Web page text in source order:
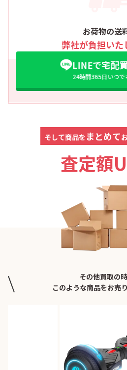
お荷物の送
弊社が負担いた
LINEで宅配
24時間365日いつで
そして商品を まとめて
査定額
その他買取の時
このような商品をお売